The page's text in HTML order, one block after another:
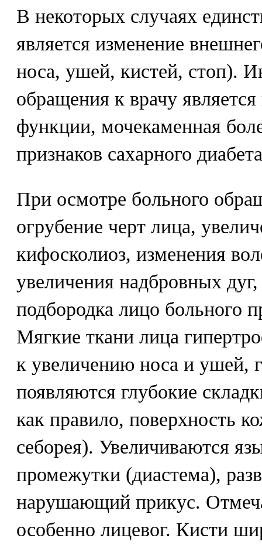
В некоторых случаях
является изменение
носа, ушей, кистей, стоп).
обращения к врачу
функции, мочекаменная
признаков сахарного
При осмотре больного
огрубение черт лица,
кифосколиоз, изменения
увеличения надбровных
подбородка лицо больного
Мягкие ткани лица
к увеличению носа и ушей,
появляются глубокие
как правило, поверхность
себорея). Увеличиваются
промежутки (диастема),
нарушающий прикус.
особенно лицевог. Кисти